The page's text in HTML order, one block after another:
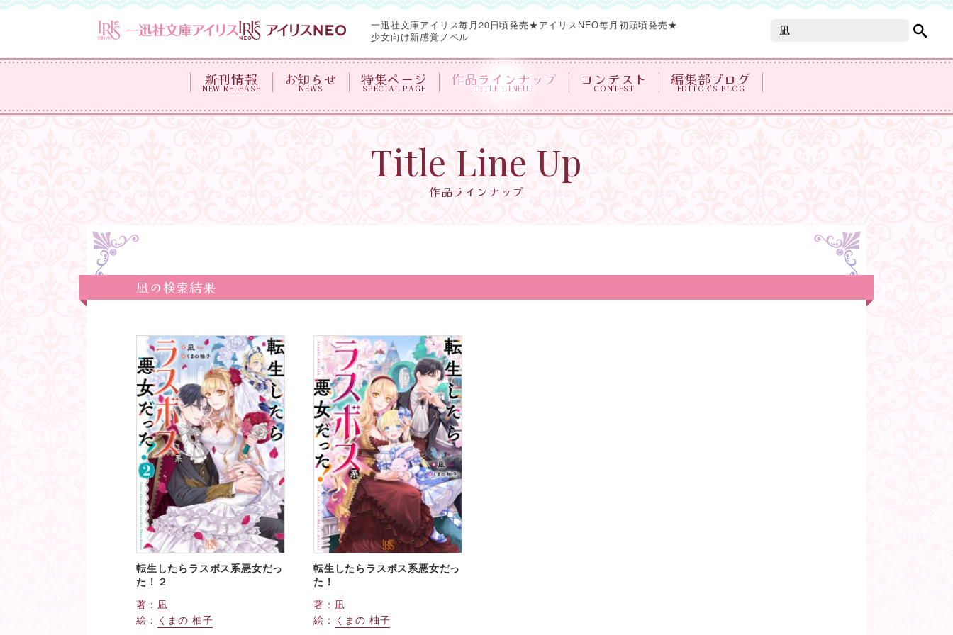
一迅社文庫アイリス毎月20日頃発売★アイリスNEO毎月初頭頃発売★
少女向け新感覚ノベル
新刊情報
NEW RELEASE
お知らせ
NEWS
特集ページ
SPECIAL PAGE
作品ラインナップ
TITLE LINEUP
コンテスト
CONTEST
編集部ブログ
EDITOR'S BLOG
Title Line Up
作品ラインナップ
凪の検索結果
転生したらラスボス系悪女だっ
た！２
著： 凪
絵： くまの 柚子
転生したらラスボス系悪女だっ
た！
著： 凪
絵： くまの 柚子